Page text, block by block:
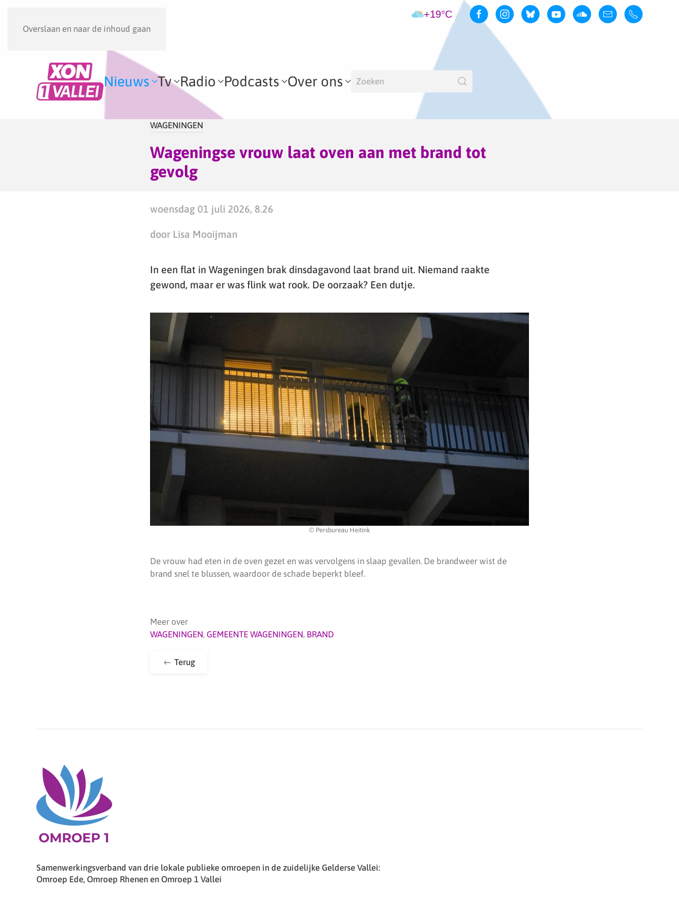
Overslaan en naar de inhoud gaan
+19°C
Nieuws Tv Radio Podcasts Over ons
WAGENINGEN
Wageningse vrouw laat oven aan met brand tot
gevolg
woensdag 01 juli 2026, 8.26
door Lisa Mooijman
In een flat in Wageningen brak dinsdagavond laat brand uit. Niemand raakte
gewond, maar er was flink wat rook. De oorzaak? Een dutje.
© Persbureau Heitink
De vrouw had eten in de oven gezet en was vervolgens in slaap gevallen. De brandweer wist de
brand snel te blussen, waardoor de schade beperkt bleef.
Meer over
WAGENINGEN, GEMEENTE WAGENINGEN, BRAND
Terug
Samenwerkingsverband van drie lokale publieke omroepen in de zuidelijke Gelderse Vallei:
Omroep Ede, Omroep Rhenen en Omroep 1 Vallei